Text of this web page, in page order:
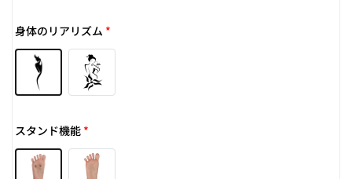
身体のリアリズム *
スタンド機能 *